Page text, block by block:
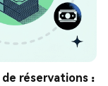
réservations :